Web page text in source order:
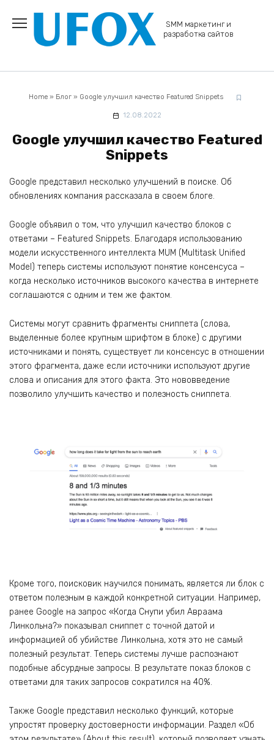
содержанию
SMM маркетинг и
разработка сайтов
Home» Блог» Google улучшил качество Featured Snippets
12.08.2022
Google улучшил качество Featured
Snippets
Google представил несколько улучшений в поиске. Об
обновлениях компания рассказала в своем блоге.
Google объявил о том, что улучшил качество блоков с
ответами – Featured Snippets. Благодаря использованию
модели искусственного интеллекта MUM (Multitask Unified
Model) теперь системы используют понятие консенсуса –
когда несколько источников высокого качества в интернете
соглашаются с одним и тем же фактом.
Системы могут сравнить фрагменты сниппета (слова,
выделенные более крупным шрифтом в блоке) с другими
источниками и понять, существует ли консенсус в отношении
этого фрагмента, даже если источники используют другие
слова и описания для этого факта. Это нововведение
позволило улучшить качество и полезность сниппета.
Кроме того, поисковик научился понимать, является ли блок с
ответом полезным в каждой конкретной ситуации. Например,
ранее Google на запрос «Когда Снупи убил Авраама
Линкольна?» показывал сниппет с точной датой и
информацией об убийстве Линкольна, хотя это не самый
полезный результат. Теперь системы лучше распознают
подобные абсурдные запросы. В результате показ блоков с
ответами для таких запросов сократился на 40%.
Также Google представил несколько функций, которые
упростят проверку достоверности информации. Раздел «Об